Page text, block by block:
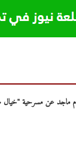
ماجد عن مسرحية "خيال